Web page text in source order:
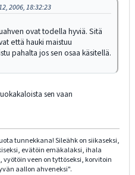
2006, 18:32:23
ovat todella hyviä. Sitä
että hauki maistuu
pahalta jos sen osaa käsitellä.
sen vaan
tunnekkana! Sileähk on siikaseksi,
evätöin emäkalaksi, ihala
veen on tyttöseksi, korvitoin
aallon ahveneksi".